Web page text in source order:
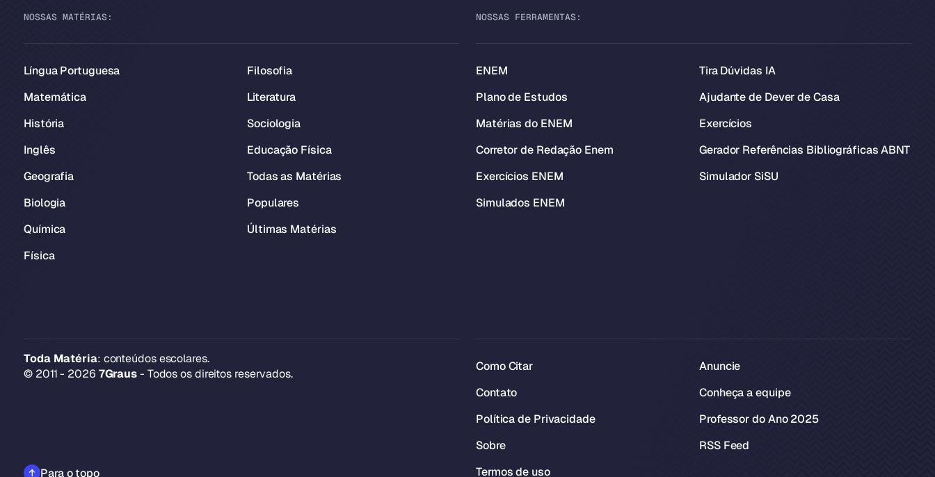
NOSSAS MATÉRIAS:
Língua Portuguesa
Matemática
História
Inglês
Geografia
Biologia
Química
Física
Filosofia
Literatura
Sociologia
Educação Física
Todas as Matérias
Populares
Últimas Matérias
NOSSAS FERRAMENTAS:
ENEM
Plano de Estudos
Matérias do ENEM
Corretor de Redação Enem
Exercícios ENEM
Simulados ENEM
Tira Dúvidas IA
Ajudante de Dever de Casa
Exercícios
Gerador Referências Bibliográficas ABNT
Simulador SiSU
Toda Matéria: conteúdos escolares.
© 2011 - 2026 7Graus- Todos os direitos reservados.
Para o topo
Como Citar
Contato
Política de Privacidade
Sobre
Termos de uso
Anuncie
Conheça a equipe
Professor do Ano 2025
RSS Feed